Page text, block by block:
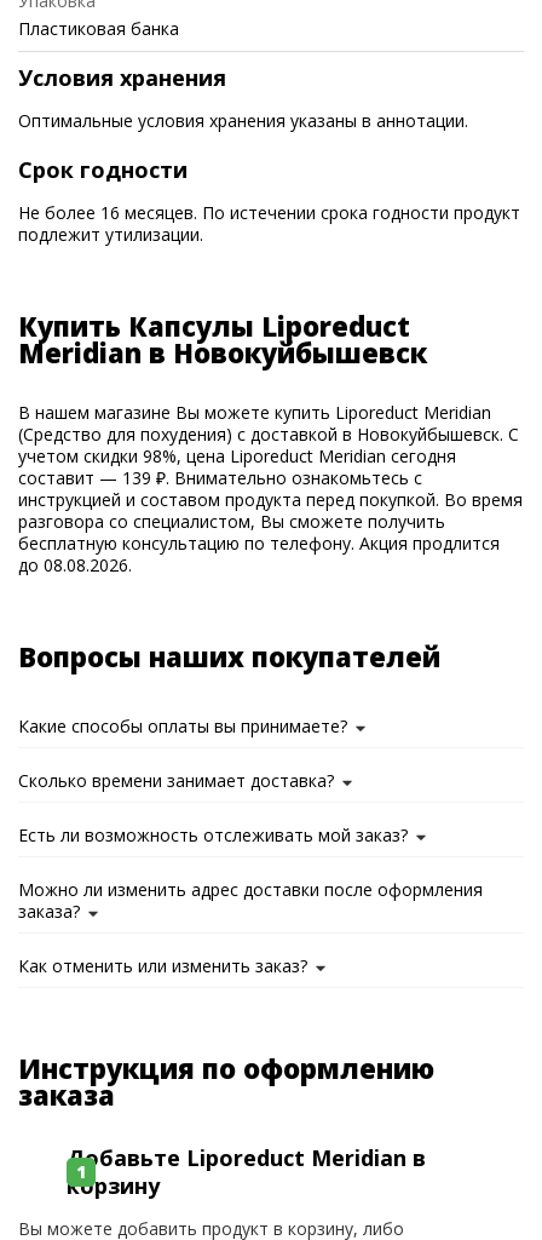
Пластиковая банка
Условия хранения
Оптимальные условия хранения указаны в аннотации.
Срок годности
Не более 16 месяцев. По истечении срока годности продукт
подлежит утилизации.
Купить Капсулы Liporeduct
Meridian в Новокуйбышевск
В нашем магазине Вы можете купить Liporeduct Meridian
(Средство для похудения) с доставкой в Новокуйбышевск. С
учетом скидки 98%, цена Liporeduct Meridian сегодня
составит — 139 ₽. Внимательно ознакомьтесь с
инструкцией и составом продукта перед покупкой. Во время
разговора со специалистом, Вы сможете получить
бесплатную консультацию по телефону. Акция продлится
до 08.08.2026.
Вопросы наших покупателей
Какие способы оплаты вы принимаете?
Сколько времени занимает доставка?
Есть ли возможность отслеживать мой заказ?
Можно ли изменить адрес доставки после оформления
заказа?
Как отменить или изменить заказ?
Инструкция по оформлению
заказа
Добавьте Liporeduct Meridian в
корзину
Вы можете добавить продукт в корзину, либо